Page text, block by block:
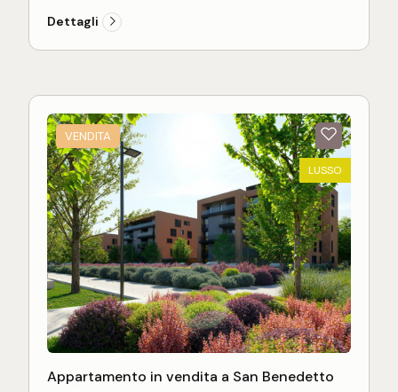
Ottime finiture interne quali riscaldamento a
pavimento, predisposizione per clima in ogni
ambiente, infissi in alluminio a taglio termico con
appartamenti in totale - sarà protetta da
cappotto termico e fornita di impianto
fotovoltaico (15 Kw) e solare termico condominiali.
CLASSE ENERGETICA A1
CONSEGNA PREVISTA PER MARZO 2027
NESSUNA COMMISSIONE A CARICO
DELL'ACQUIRENTE
Dettagli
VENDITA
LUSSO
Appartamento in vendita a San Benedetto